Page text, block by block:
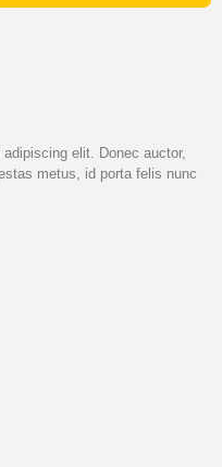
elit. Donec auctor,
metus, id porta felis nunc